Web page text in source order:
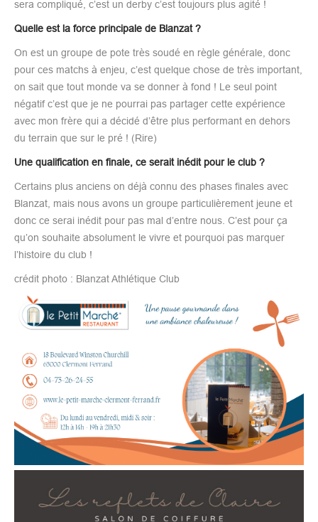
sera compliqué, c’est un derby c’est toujours plus agité !
Quelle est la force principale de Blanzat ?
On est un groupe de pote très soudé en règle générale, donc
pour ces matchs à enjeu, c’est quelque chose de très important,
on sait que tout monde va se donner à fond ! Le seul point
négatif c’est que je ne pourrai pas partager cette expérience
avec mon frère qui a décidé d’être plus performant en dehors
du terrain que sur le pré ! (Rire)
Une qualification en finale, ce serait inédit pour le club ?
Certains plus anciens on déjà connu des phases finales avec
Blanzat, mais nous avons un groupe particulièrement jeune et
donc ce serai inédit pour pas mal d’entre nous. C’est pour ça
qu’on souhaite absolument le vivre et pourquoi pas marquer
l’histoire du club !
crédit photo : Blanzat Athlétique Club